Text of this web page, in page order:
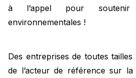
à l’appel pour soutenir
environnementales !
Des entreprises de toutes
de l’acteur de référence sur la